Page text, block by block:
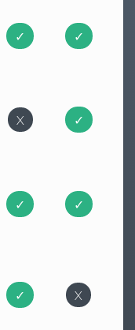
✓ ✓
X ✓
✓ ✓
✓ X